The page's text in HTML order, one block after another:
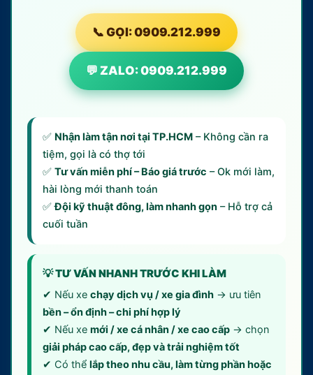
📞 GỌI: 0909.212.999
💬 ZALO: 0909.212.999
✅ Nhận làm tận nơi tại TP.HCM – Không cần ra
tiệm, gọi là có thợ tới
✅ Tư vấn miễn phí – Báo giá trước – Ok mới làm,
hài lòng mới thanh toán
✅Đội kỹ thuật đông, làm nhanh gọn – Hỗ trợ cả
cuối tuần
💡 TƯ VẤN NHANH TRƯỚC KHI LÀM
✔ Nếu xe chạy dịch vụ / xe gia đình → ưu tiên
bền – ổn định – chi phí hợp lý
✔ Nếu xe mới / xe cá nhân / xe cao cấp → chọn
giải pháp cao cấp, đẹp và trải nghiệm tốt
✔ Có thể lắp theo nhu cầu, làm từng phần hoặc